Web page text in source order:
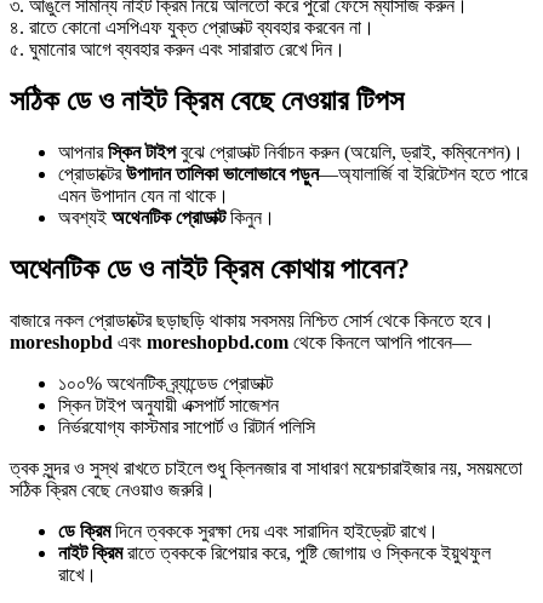
৩. আঙুলে সামান্য নাইট ক্রিম নিয়ে আলতো করে পুরো ফেসে ম্যাসাজ করুন।
৪. রাতে কোনো এসপিএফ যুক্ত প্রোডাক্ট ব্যবহার করবেন না।
৫. ঘুমানোর আগে ব্যবহার করুন এবং সারারাত রেখে দিন।
সঠিক ডে ও নাইট ক্রিম বেছে নেওয়ার টিপস
আপনারস্কিন টাইপবুঝে প্রোডাক্ট নির্বাচন করুন (অয়েলি, ড্রাই, কম্বিনেশন)।
প্রোডাক্টেরউপাদান তালিকা ভালোভাবে পড়ুন—অ্যালার্জি বা ইরিটেশন হতে পারে
এমন উপাদান যেন না থাকে।
অবশ্যই অথেনটিক প্রোডাক্টকিনুন।
অথেনটিক ডে ও নাইট ক্রিম কোথায় পাবেন?
বাজারে নকল প্রোডাক্টের ছড়াছড়ি থাকায় সবসময় নিশ্চিত সোর্স থেকে কিনতে হবে।
moreshopbd এবং moreshopbd.com থেকে কিনলে আপনি পাবেন—
১০০% অথেনটিক ব্র্যান্ডেড প্রোডাক্ট
স্কিন টাইপ অনুযায়ী এক্সপার্ট সাজেশন
নির্ভরযোগ্য কাস্টমার সাপোর্ট ও রিটার্ন পলিসি
ত্বক সুন্দর ও সুস্থ রাখতে চাইলে শুধু ক্লিনজার বা সাধারণ ময়েশ্চারাইজার নয়, সময়মতো
সঠিক ক্রিম বেছে নেওয়াও জরুরি।
ডে ক্রিমদিনে ত্বককে সুরক্ষা দেয় এবং সারাদিন হাইড্রেট রাখে।
নাইট ক্রিমরাতে ত্বককে রিপেয়ার করে, পুষ্টি জোগায় ও স্কিনকে ইয়ুথফুল
রাখে।